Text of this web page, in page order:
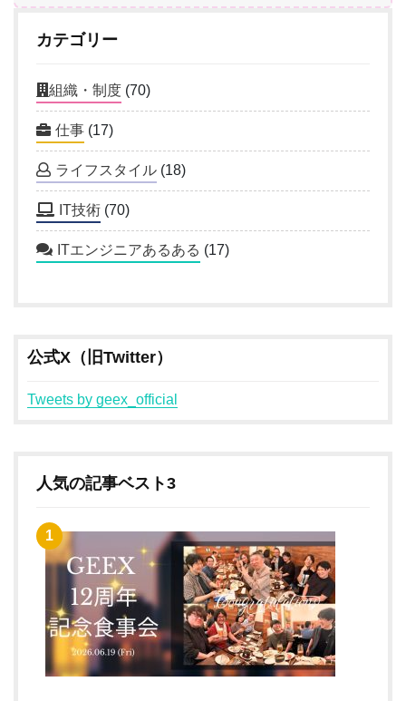
カテゴリー
組織・制度 (70)
仕事 (17)
ライフスタイル (18)
IT技術 (70)
ITエンジニアあるある (17)
公式X（旧Twitter）
Tweets by geex_official
人気の記事ベスト3